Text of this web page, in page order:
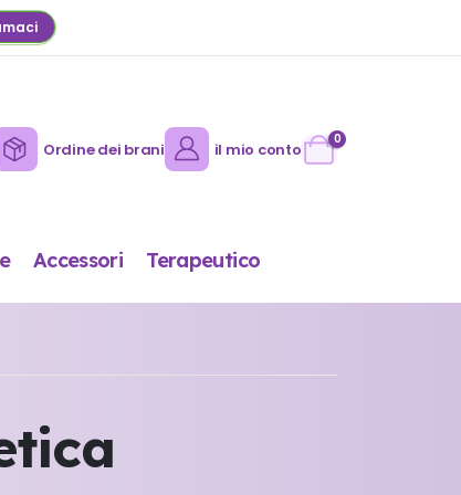
Ordine dei brani il mio conto
0
Accessori Terapeutico